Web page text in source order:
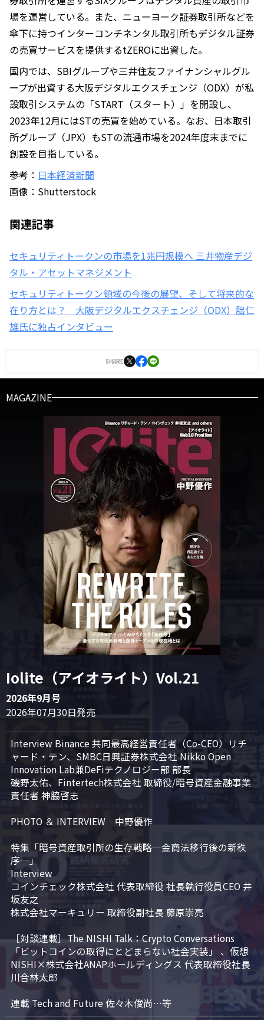
場を運営している。また、ニューヨーク証券取引所などを
傘下に持つインターコンチネンタル取引所もデジタル証券
の売買サービスを提供するtZEROに出資した。
国内では、SBIグループや三井住友ファイナンシャルグル
ープが出資する大阪デジタルエクスチェンジ（ODX）が私
設取引システムの「START（スタート）」を開設し、
2023年12月にはSTの売買を始めている。なお、日本取引
所グループ（JPX）もSTの流通市場を2024年度末までに
創設を目指している。
参考： 日本経済新聞
画像：Shutterstock
関連記事
セキュリティトークンの市場を1兆円規模へ 三井物産デジ
タル・アセットマネジメント
セキュリティトークン領域の今後の展望、そして将来的な
在り方とは？ 大阪デジタルエクスチェンジ（ODX）朏仁
雄氏に独占インタビュー
SHARE
MAGAZINE
Iolite（アイオライト）Vol.21
2026年9月号
2026年07月30日発売
Interview Binance 共同最高経営責任者（Co-CEO）リチ
ャード・テン、SMBC日興証券株式会社 Nikko Open
Innovation Lab兼DeFiテクノロジー部 部長
磯野太佑、Fintertech株式会社 取締役/暗号資産金融事業
責任者 神脇啓志
PHOTO ＆ INTERVIEW　中野優作
特集「暗号資産取引所の生存戦略─金商法移行後の新秩
序─」
Interview
コインチェック株式会社 代表取締役 社長執行役員CEO 井
坂友之
株式会社マーキュリー 取締役副社長 藤原崇亮
［対談連載］The NISHI Talk：Crypto Conversations
「ビットコインの取得にとどまらない社会実装」 、仮想
NISHI×株式会社ANAPホールディングス 代表取締役社長
川合林太郎
連載 Tech and Future 佐々木俊尚…等